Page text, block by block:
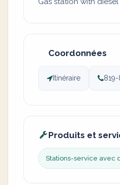
Coordonnées
Itinéraire 819-
Produits et
Stations-service avec